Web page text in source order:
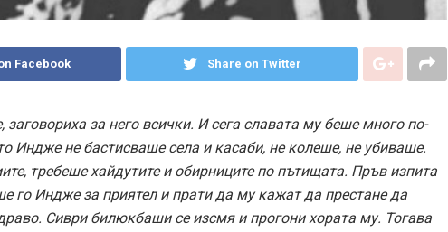
Facebook Share on Twitter
заговориха за него всички. И сега славата му беше много по-
Индже не бастисваше села и касаби, не колеше, не убиваше.
требеше хайдутите и обирниците по пътищата. Пръв изпита
Индже за приятел и прати да му кажат да престане да
Сиври билюкбаши се изсмя и прогони хората му. Тогава